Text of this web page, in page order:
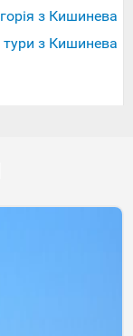
з Кишинева
тури з Кишинева